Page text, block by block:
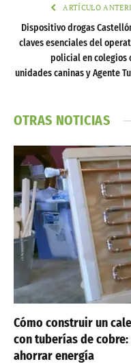
ARTÍCULO
Dispositivo drogas
claves esenciales del
policial en colegios
unidades caninas y Agente
OTRAS NOTICIAS
Cómo construir un
con tuberías de
ahorrar energía